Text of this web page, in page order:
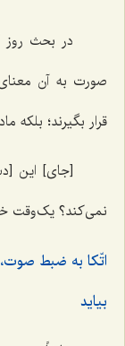
در بحث
صورت به آن
قرار بگیرند؛
[جای] این
نمی‌کند؟ یک‌وقت
اتّکا به ضبط
بیاید